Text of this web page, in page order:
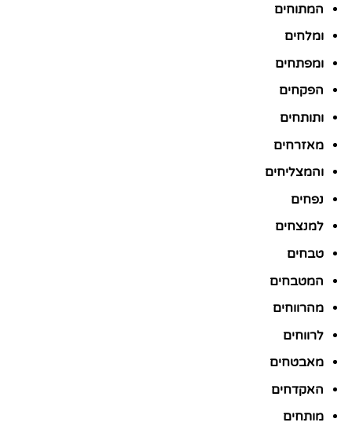
המתוחים
ומלחים
ומפתחים
הפקחים
ותותחים
מאזרחים
והמצליחים
נפחים
למנצחים
טבחים
המטבחים
מהרווחים
לרווחים
מאבטחים
האקדחים
מותחים